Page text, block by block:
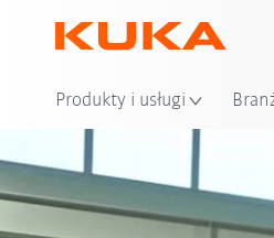
Produkty i usługi